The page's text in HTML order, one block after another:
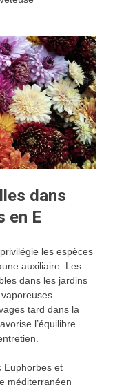
dans
en E
les espèces
auxiliaire. Les
dans les jardins
tard dans la
l’équilibre
Euphorbes et
méditerranéen